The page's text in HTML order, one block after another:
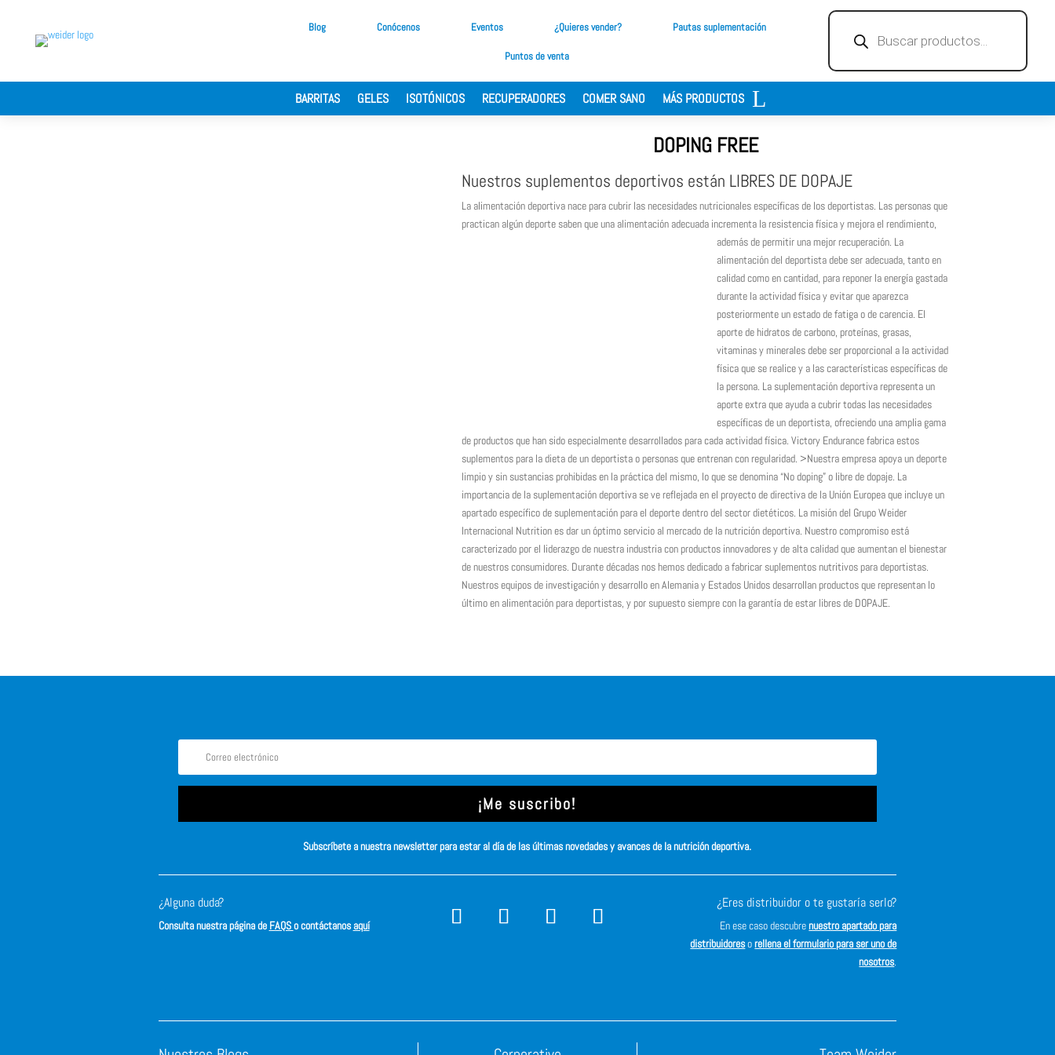
Blog Conócenos Eventos ¿Quieres vender? Pautas suplementación
Puntos de venta
productos
BARRITAS GELES ISOTÓNICOS RECUPERADORES COMER SANO MÁS PRODUCTOS
DOPING FREE
Nuestros suplementos deportivos están LIBRES DE DOPAJE
La alimentación deportiva nace para cubrir las necesidades nutricionales específicas de los deportistas. Las personas que
practican algún deporte saben que una alimentación adecuada incrementa la resistencia física y mejora el rendimiento,
además de permitir una mejor recuperación. La
alimentación del deportista debe ser adecuada, tanto en
calidad como en cantidad, para reponer la energía gastada
durante la actividad física y evitar que aparezca
posteriormente un estado de fatiga o de carencia. El
aporte de hidratos de carbono, proteínas, grasas,
vitaminas y minerales debe ser proporcional a la actividad
física que se realice y a las características específicas de
la persona. La suplementación deportiva representa un
aporte extra que ayuda a cubrir todas las necesidades
específicas de un deportista, ofreciendo una amplia gama
de productos que han sido especialmente desarrollados para cada actividad física. Victory Endurance fabrica estos
suplementos para la dieta de un deportista o personas que entrenan con regularidad. >Nuestra empresa apoya un deporte
limpio y sin sustancias prohibidas en la práctica del mismo, lo que se denomina “No doping” o libre de dopaje. La
importancia de la suplementación deportiva se ve reflejada en el proyecto de directiva de la Unión Europea que incluye un
apartado específico de suplementación para el deporte dentro del sector dietéticos. La misión del Grupo Weider
Internacional Nutrition es dar un óptimo servicio al mercado de la nutrición deportiva. Nuestro compromiso está
caracterizado por el liderazgo de nuestra industria con productos innovadores y de alta calidad que aumentan el bienestar
de nuestros consumidores. Durante décadas nos hemos dedicado a fabricar suplementos nutritivos para deportistas.
Nuestros equipos de investigación y desarrollo en Alemania y Estados Unidos desarrollan productos que representan lo
último en alimentación para deportistas, y por supuesto siempre con la garantía de estar libres de DOPAJE.
¡Me suscribo!
Subscríbete a nuestra newsletter para estar al día de las últimas novedades y avances de la nutrición deportiva.
¿Alguna duda?
Consulta nuestra página de FAQSo contáctanosaquí
¿Eres distribuidor o te gustaría serlo?
En ese caso descubrenuestro apartado para
distribuidoresorellena el formulario para ser uno de
nosotros.